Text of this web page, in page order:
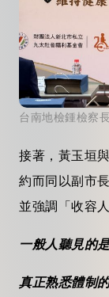
台南地檢鍾檢察
接著，黃玉垣
約而同以副市
並強調「收容
一般人聽見的是
真正熟悉體制